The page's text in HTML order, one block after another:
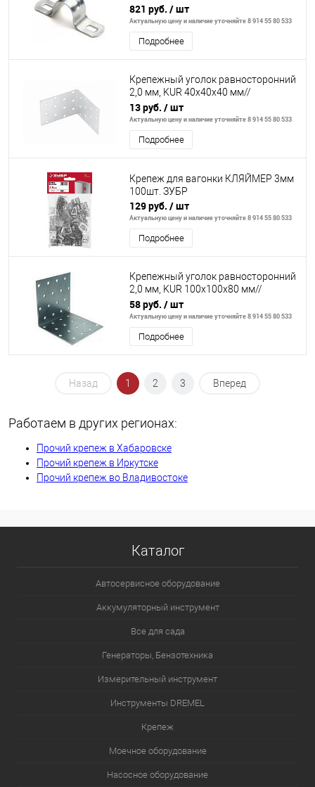
Россия// Сибртех
821 руб. / шт
Актуальную цену и наличие уточняйте 8 914 55 80 533
Подробнее
Крепежный уголок равносторонний
2,0 мм, KUR 40x40x40 мм//
СИБРТЕХ//Россия
13 руб. / шт
Актуальную цену и наличие уточняйте 8 914 55 80 533
Подробнее
Крепеж для вагонки КЛЯЙМЕР 3мм
100шт. ЗУБР
129 руб. / шт
Актуальную цену и наличие уточняйте 8 914 55 80 533
Подробнее
Крепежный уголок равносторонний
2,0 мм, KUR 100x100x80 мм//
СИБРТЕХ//Россия
58 руб. / шт
Актуальную цену и наличие уточняйте 8 914 55 80 533
Подробнее
Назад 1 2 3 Вперед
Работаем в других регионах:
Прочий крепеж в Хабаровске
Прочий крепеж в Иркутске
Прочий крепеж во Владивостоке
Каталог
Автосервисное оборудование
Аккумуляторный инструмент
Все для сада
Генераторы, Бензотехника
Измерительный инструмент
Инструменты DREMEL
Крепеж
Моечное оборудование
Насосное оборудование